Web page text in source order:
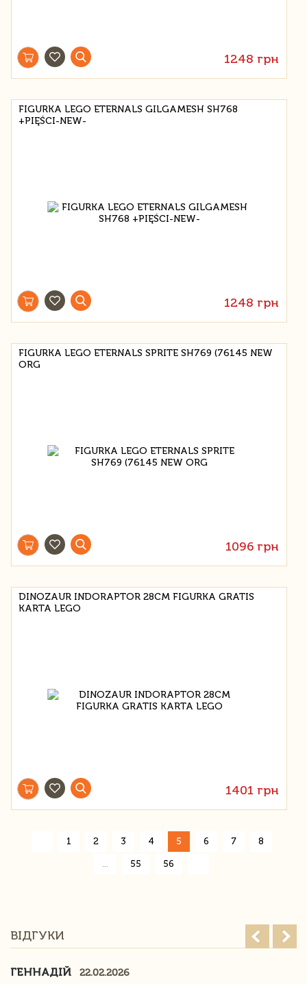
1248 грн
FIGURKA LEGO ETERNALS GILGAMESH SH768
+PIĘŚCI-NEW-
1248 грн
FIGURKA LEGO ETERNALS SPRITE SH769 (76145 NEW
ORG
1096 грн
DINOZAUR INDORAPTOR 28CM FIGURKA GRATIS
KARTA LEGO
1401 грн
1 2 3 4 5 6 7 8
55 56
ВІДГУКИ
ГЕННАДІЙ
22.02.2026